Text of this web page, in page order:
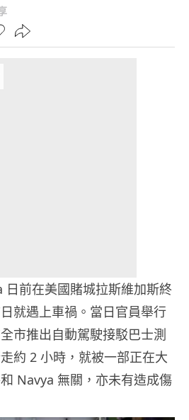
日前在美國賭城拉斯維加斯終
就遇上車禍。當日官員舉行
市推出自動駕駛接駁巴士測
約 2 小時，就被一部正在大
Navya 無關，亦未有造成傷